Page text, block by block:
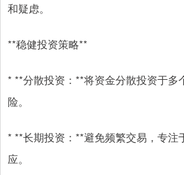
和疑虑。
**稳健投资策略**
* **分散投资：**将资金分散投资于多
险。
* **长期投资：**避免频繁交易，专注
应。